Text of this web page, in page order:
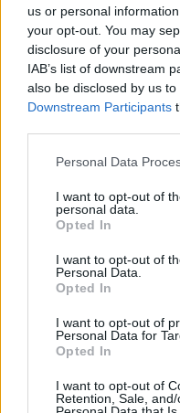
us or personal
your opt-out. You may
disclosure of your
IAB’s list of downstream
also be disclosed by us
Downstream Participants
Please note that this
not limited to your visit or
grant or deny consent to
use your data for below
consent section.
Personal Data
I want to opt-out of
personal data.
Opted In
I want to opt-out of
Personal Data.
Opted In
I want to opt-out of
Personal Data for
Opted In
I want to opt-out of
Retention, Sale,
Design
napján
Mit
Nem
Az igazi
Flóra